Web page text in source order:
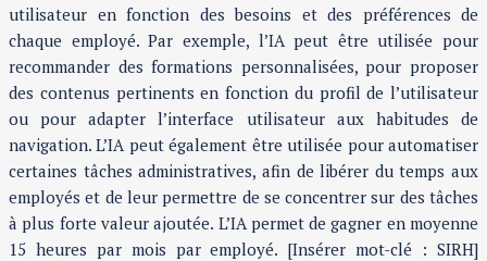
utilisateur en fonction des besoins et des préférences de
chaque employé. Par exemple, l’IA peut être utilisée pour
recommander des formations personnalisées, pour proposer
des contenus pertinents en fonction du profil de l’utilisateur
ou pour adapter l’interface utilisateur aux habitudes de
navigation. L’IA peut également être utilisée pour automatiser
certaines tâches administratives, afin de libérer du temps aux
employés et de leur permettre de se concentrer sur des tâches
à plus forte valeur ajoutée. L’IA permet de gagner en moyenne
15 heures par mois par employé. [Insérer mot-clé : SIRH]